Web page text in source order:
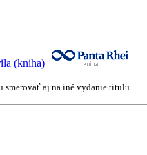
smerovať aj na iné vydanie titulu